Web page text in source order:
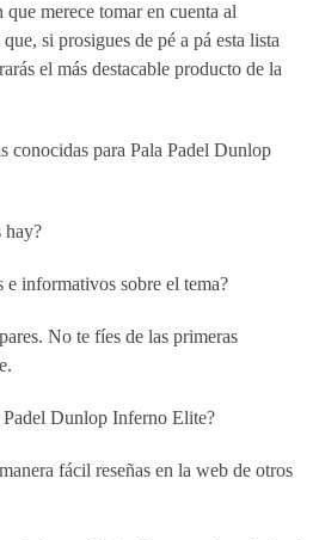
merece tomar en cuenta al
si prosigues de pé a pá esta lista
el más destacable producto de la
conocidas para Pala Padel Dunlop
hay?
e informativos sobre el tema?
No te fíes de las primeras
Padel Dunlop Inferno Elite?
fácil reseñas en la web de otros